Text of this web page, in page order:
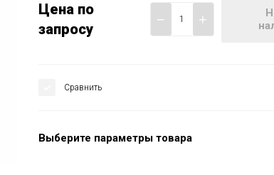
Цена по
запросу
− +
Сравнить
Выберите параметры товара